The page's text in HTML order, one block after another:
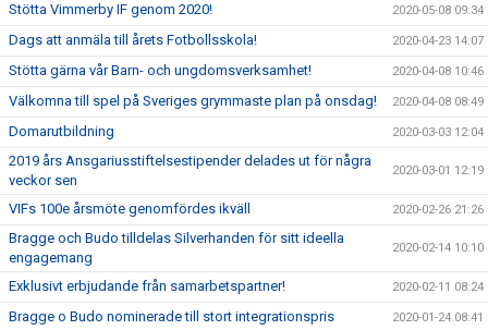
Stötta Vimmerby IF genom 2020! 2020-05-08 09:34
Dags att anmäla till årets Fotbollsskola! 2020-04-23 14:07
Stötta gärna vår Barn- och ungdomsverksamhet! 2020-04-08 10:46
Välkomna till spel på Sveriges grymmaste plan på onsdag! 2020-04-08 08:49
Domarutbildning 2020-03-03 12:04
2019 års Ansgariusstiftelsestipender delades ut för några
veckor sen
2020-03-01 12:19
VIFs 100e årsmöte genomfördes ikväll 2020-02-26 21:26
Bragge och Budo tilldelas Silverhanden för sitt ideella
engagemang
2020-02-14 10:10
Exklusivt erbjudande från samarbetspartner! 2020-02-11 08:24
Bragge o Budo nominerade till stort integrationspris 2020-01-24 08:41